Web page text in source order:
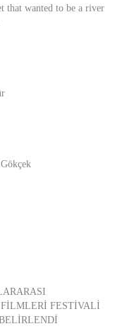
that wanted to be a river
FESTİVALİ